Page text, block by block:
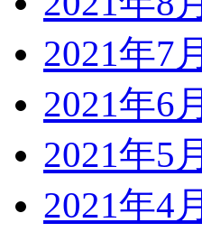
2021年7月
2021年6月
2021年5月
2021年4月